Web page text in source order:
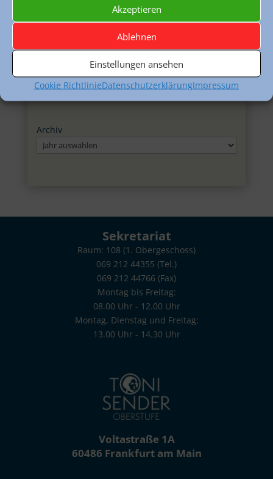
Akzeptieren
Ablehnen
Einstellungen ansehen
Cookie RichtlinieDatenschutzerklärungImpressum
Chemolumineszenz von Luminol im Chemie-
Kategorien
Archiv
Sekretariat
Raum: 108 (1. Obergeschoss)
069 212 44355 (Tel.)
069 212 44766 (Fax)
Montag bis Freitag:
08.00 Uhr - 12.00 Uhr
Montag, Dienstag und Freitag:
13.00 Uhr - 14.30 Uhr
Voltastraße 1A
60486 Frankfurt am Main